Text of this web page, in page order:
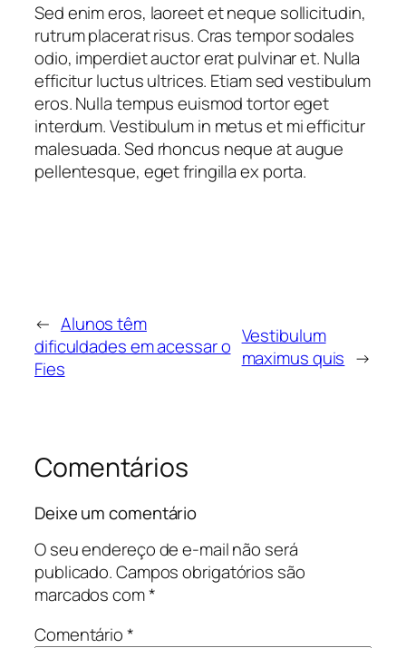
Sed enim eros, laoreet et neque sollicitudin,
rutrum placerat risus. Cras tempor sodales
odio, imperdiet auctor erat pulvinar et. Nulla
efficitur luctus ultrices. Etiam sed vestibulum
eros. Nulla tempus euismod tortor eget
interdum. Vestibulum in metus et mi efficitur
malesuada. Sed rhoncus neque at augue
pellentesque, eget fringilla ex porta.
← Alunos têm
dificuldades em acessar o
Fies
Vestibulum
maximus quis →
Comentários
Deixe um comentário
O seu endereço de e-mail não será
publicado.Campos obrigatórios são
marcados com*
Comentário*